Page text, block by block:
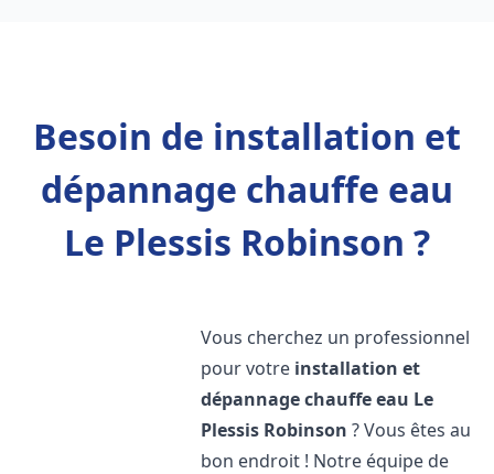
Besoin de installation et
dépannage chauffe eau
Le Plessis Robinson ?
Vous cherchez un professionnel
pour votre installation et
dépannage chauffe eau Le
Plessis Robinson ? Vous êtes au
bon endroit ! Notre équipe de